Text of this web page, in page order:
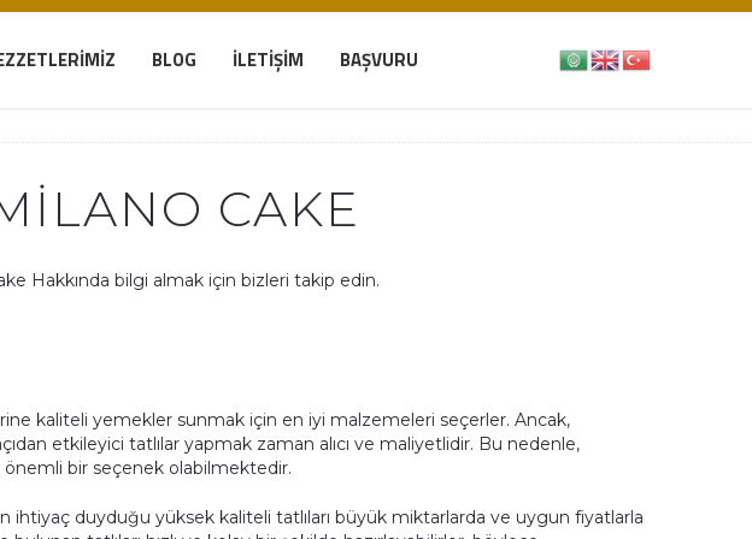
BLOG İLETIŞIM BAŞVURU
CAKE
Hakkında bilgi almak için bizleri takip edin.
kaliteli yemekler sunmak için en iyi malzemeleri seçerler. Ancak,
etkileyici tatlılar yapmak zaman alıcı ve maliyetlidir. Bu nedenle,
önemli bir seçenek olabilmektedir.
ihtiyaç duyduğu yüksek kaliteli tatlıları büyük miktarlarda ve uygun fiyatlarla